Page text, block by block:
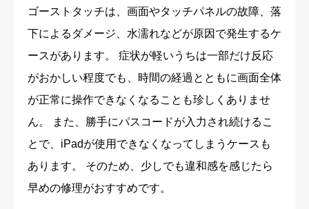
ゴーストタッチは、画面やタッチパネルの故障、落
下によるダメージ、水濡れなどが原因で発生するケ
ースがあります。 症状が軽いうちは一部だけ反応
がおかしい程度でも、時間の経過とともに画面全体
が正常に操作できなくなることも珍しくありませ
ん。 また、勝手にパスコードが入力され続けるこ
とで、iPadが使用できなくなってしまうケースも
あります。 そのため、少しでも違和感を感じたら
早めの修理がおすすめです。